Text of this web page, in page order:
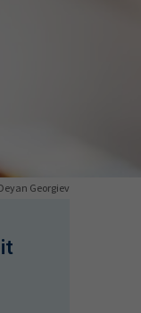
Georgiev